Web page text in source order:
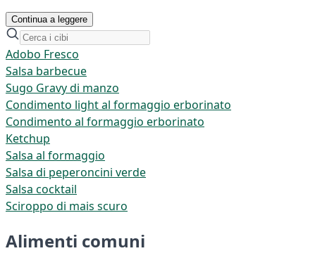
Continua a leggere
Adobo Fresco
Salsa barbecue
Sugo Gravy di manzo
Condimento light al formaggio erborinato
Condimento al formaggio erborinato
Ketchup
Salsa al formaggio
Salsa di peperoncini verde
Salsa cocktail
Sciroppo di mais scuro
Alimenti comuni